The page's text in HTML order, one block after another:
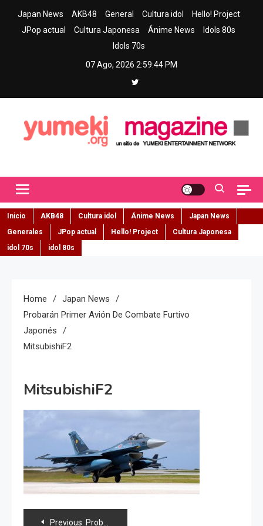
Japan News AKB48 General Cultura idol
Hello! Project
JPop actual
Cultura Japonesa Ánime News
Idols 80s
Idols 70s
07 Ago, 2026 2:59:45 PM
Inicio AKB48 Cultura idol Ánime News
Japan News
Generales
JPop actual Hello! Project
Cultura Japonesa
idol 70s
idol 80s
Home
Japan News
Probarán Primer Avión De Combate Furtivo
Japonés
MitsubishiF2
MitsubishiF2
Previous: Probarán primer avión de combate furtivo japonés